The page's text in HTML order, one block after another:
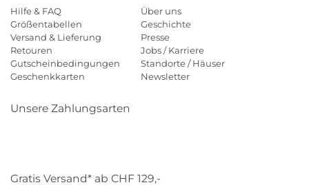
Kundenservice
Hilfe & FAQ
Größentabellen
Versand & Lieferung
Retouren
Gutscheinbedingungen
Unternehmen
Über uns
Geschichte
Presse
Jobs / Karriere
Standorte / Häuser